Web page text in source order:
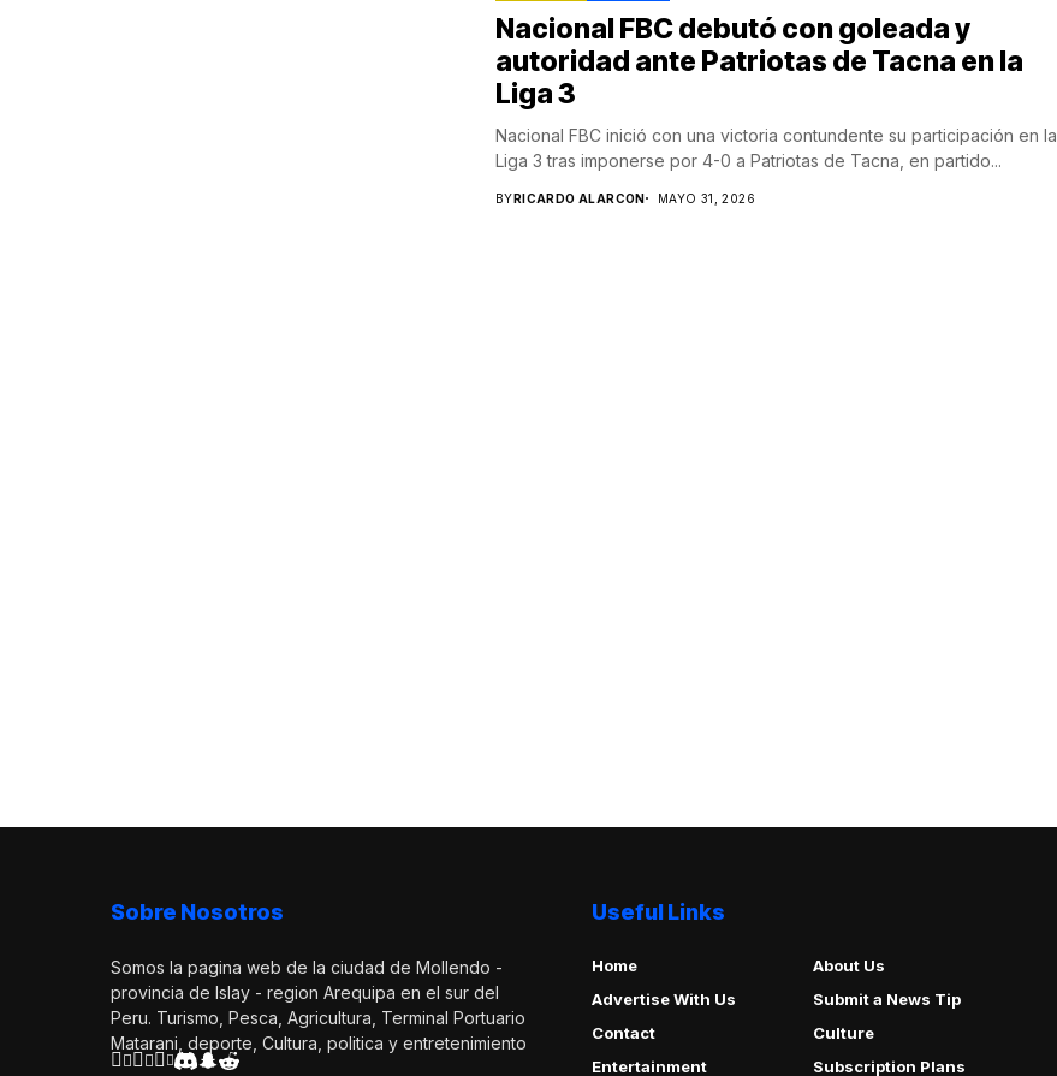
Nacional FBC debutó con goleada y
autoridad ante Patriotas de Tacna en la
Liga 3
Nacional FBC inició con una victoria contundente su participación en la
Liga 3 tras imponerse por 4-0 a Patriotas de Tacna, en partido...
BYRICARDO ALARCON MAYO 31, 2026
Sobre Nosotros
Somos la pagina web de la ciudad de Mollendo -
provincia de Islay - region Arequipa en el sur del
Peru. Turismo, Pesca, Agricultura, Terminal Portuario
Matarani, deporte, Cultura, politica y entretenimiento
Useful Links
Home
About Us
Advertise With Us
Submit a News Tip
Contact
Culture
Entertainment
Subscription Plans